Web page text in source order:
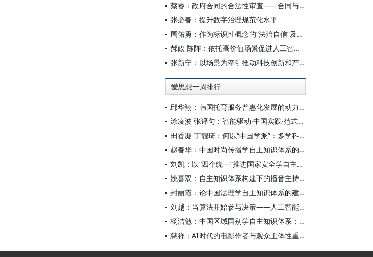
蔡睿：政府合同的合法性审查——合同与行政行为区分审查模式的提出
张必春：提升数字治理规范化水平
周佑勇：作为标识性概念的“法治自信”及其时代意蕴
郝政 陈阵：依托高价值场景促进人工智能高质量数据集建设
张新宁：以场景为牵引推动科技创新和产业创新深度融合
爱思想一周排行
邱华翔：韩国托育服务普惠化发展的动力机制、制度路径与政策效应
涂凌波 张译匀：智能驱动·中国实践·范式创新：“构建中国新闻传播学自主知识体系”专题研讨会综述
田香凝 丁靓琦：何以“中国学派”：多学科视野下中国特色新闻传播学建设的研究
赵春华：中国时尚传播学自主知识体系的内在逻辑与实践路径
刘凯：以“四个统一”推进国家安全学自主知识体系构建
姚喜双：自主知识体系构建下的播音主持高等专业教育研究
封丽霞：论中国法理学自主知识体系的建构
刘越：当算法开始参与决策——人工智能重塑全球治理的底层逻辑
杨洁勉：中国区域国别学自主知识体系：本原、借鉴和建构
慈祥：AI时代的电影作者与观众主体性重构